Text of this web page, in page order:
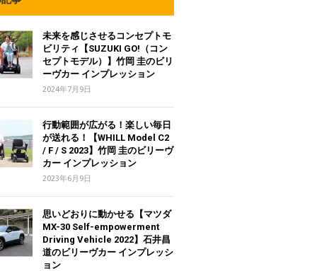
未来を感じさせるコンセプトモ
ビリティ【SUZUKI GO!（コン
セプトモデル）】竹岡 圭のビリ
ーヴカー インプレッション
2024年7月9日
行動範囲が広がる！楽しい毎日
が送れる！【WHILL Model C2
/ F / S 2023】竹岡 圭のビリーヴ
カー インプレッション
2023年6月9日
思いどおりに動かせる【マツダ
MX-30 Self-empowerment
Driving Vehicle 2022】石井昌
道のビリーヴカー インプレッシ
ョン